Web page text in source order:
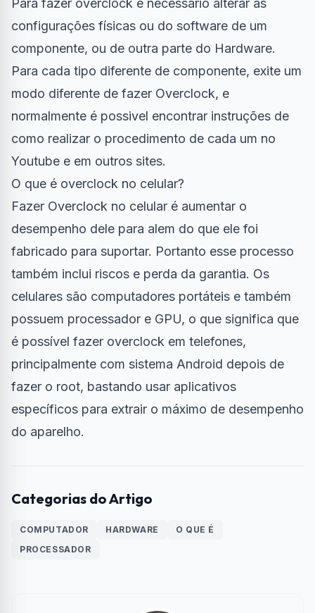
Para fazer overclock é necessário alterar as
configurações físicas ou do software de um
componente, ou de outra parte do Hardware.
Para cada tipo diferente de componente, exite um
modo diferente de fazer Overclock, e
normalmente é possivel encontrar instruções de
como realizar o procedimento de cada um no
Youtube e em outros sites.
O que é overclock no celular?
Fazer Overclock no celular é aumentar o
desempenho dele para alem do que ele foi
fabricado para suportar. Portanto esse processo
também inclui riscos e perda da garantia. Os
celulares são computadores portáteis e também
possuem processador e GPU, o que significa que
é possível fazer overclock em telefones,
principalmente com sistema Android depois de
fazer o root, bastando usar aplicativos
específicos para extrair o máximo de desempenho
do aparelho.
Categorias do Artigo
COMPUTADOR HARDWARE
O QUE É
PROCESSADOR